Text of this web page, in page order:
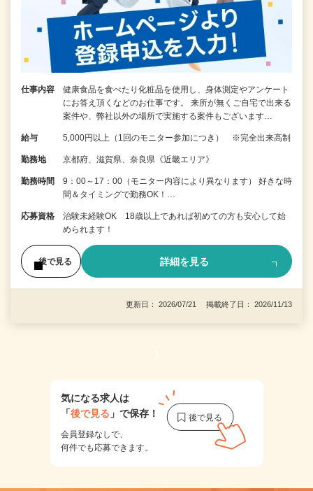
仕事内容
健康食品を食べたり化粧品を使用し、身体測定やアンケート
にお答え頂くなどのお仕事です。 来所が無くご自宅で出来る
案件や、弊社以外の場所で実施する案件もございます…
給与 5,000円以上（1回のモニター参加につき） ※完全出来高制
勤務地 京都府、滋賀県、奈良県《近畿エリア》
勤務時間
9：00～17：00（モニター内容により異なります） 好きな時
間＆タイミングで勤務OK！…
応募資格
治験未経験OK 18歳以上であれば初めての方も安心して始
められます！
後で見る 詳細を見る
更新日： 2026/07/21 掲載終了日： 2026/11/13
1
気になる求人は
「後で見る 」で保存！
会員登録なしで、
何件でも応募できます。